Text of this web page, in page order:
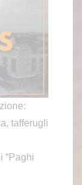
tafferugli
“Paghi